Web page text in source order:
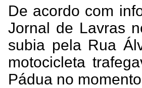
De acordo com
Jornal de Lavras
subia pela Rua
motocicleta
Pádua no